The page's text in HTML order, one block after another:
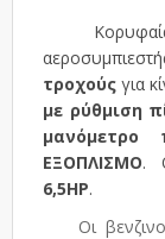
Κορυφαίας
τροχούςγια
με ρύθμιση
μανόμετρο
ΕΞΟΠΛΙΣΜΟ.
6,5HP.
Οι